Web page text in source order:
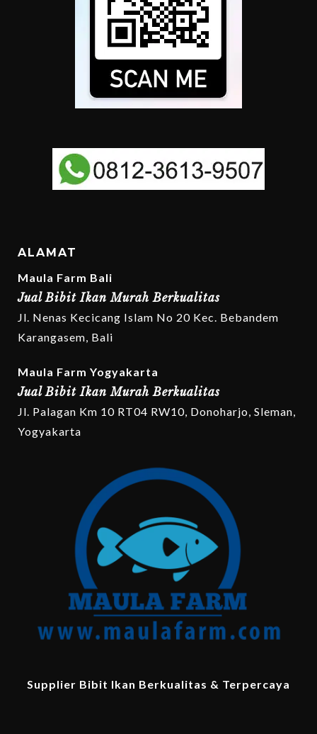
ALAMAT
Maula Farm Bali
Jual Bibit Ikan Murah Berkualitas
Jl. Nenas Kecicang Islam No 20 Kec. Bebandem
Karangasem, Bali
Maula Farm Yogyakarta
Jual Bibit Ikan Murah Berkualitas
Jl. Palagan Km 10 RT04 RW10, Donoharjo, Sleman,
Yogyakarta
Supplier Bibit Ikan Berkualitas & Terpercaya